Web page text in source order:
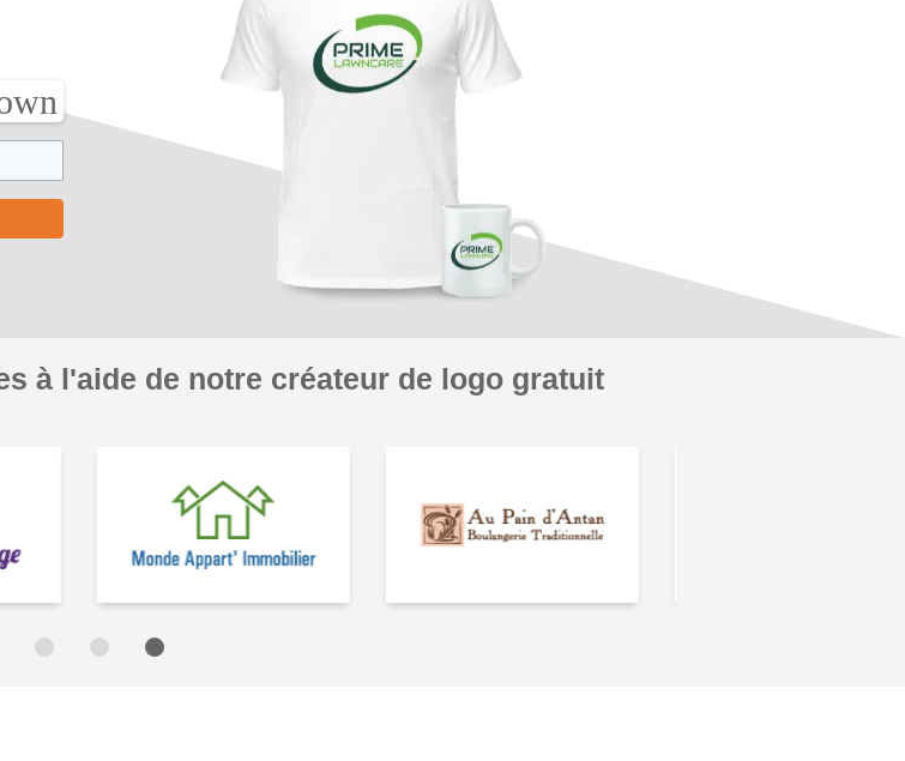
à l'aide de notre créateur de logo gratuit